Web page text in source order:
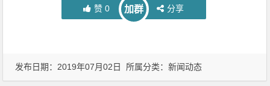
赞 0 加群 分享
发布日期：2019年07月02日 所属分类：新闻动态